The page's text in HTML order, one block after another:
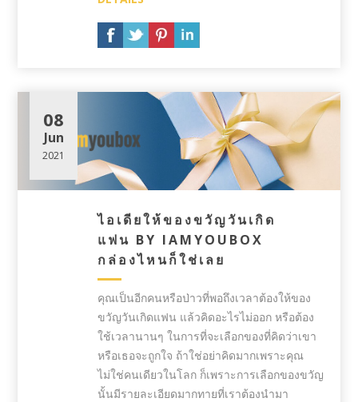
ไอเดียให้ของขวัญวันเกิด
แฟน BY IAMYOUBOX
กล่องไหนก็ใช่เลย
08
Jun
2021
คุณเป็นอีกคนหรือป่าวที่พอถึงเวลาต้องให้ของ
ขวัญวันเกิดแฟน แล้วคิดอะไรไม่ออก หรือต้อง
ใช้เวลานานๆ ในการที่จะเลือกของที่คิดว่าเขา
หรือเธอจะถูกใจ ถ้าใช่อย่าคิดมากเพราะคุณ
ไม่ใช่คนเดียวในโลก ก็เพราะการเลือกของขวัญ
นั้นมีรายละเอียดมากทายที่เราต้องนำมา